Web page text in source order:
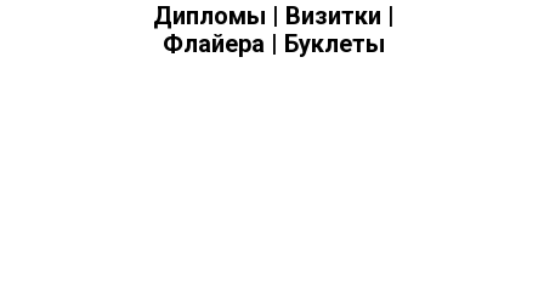
Дипломы | Визитки |
Флайера | Буклеты